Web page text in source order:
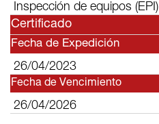
Inspección de equipos (EPI)
Certificado
Fecha de Expedición
26/04/2023
Fecha de Vencimiento
26/04/2026